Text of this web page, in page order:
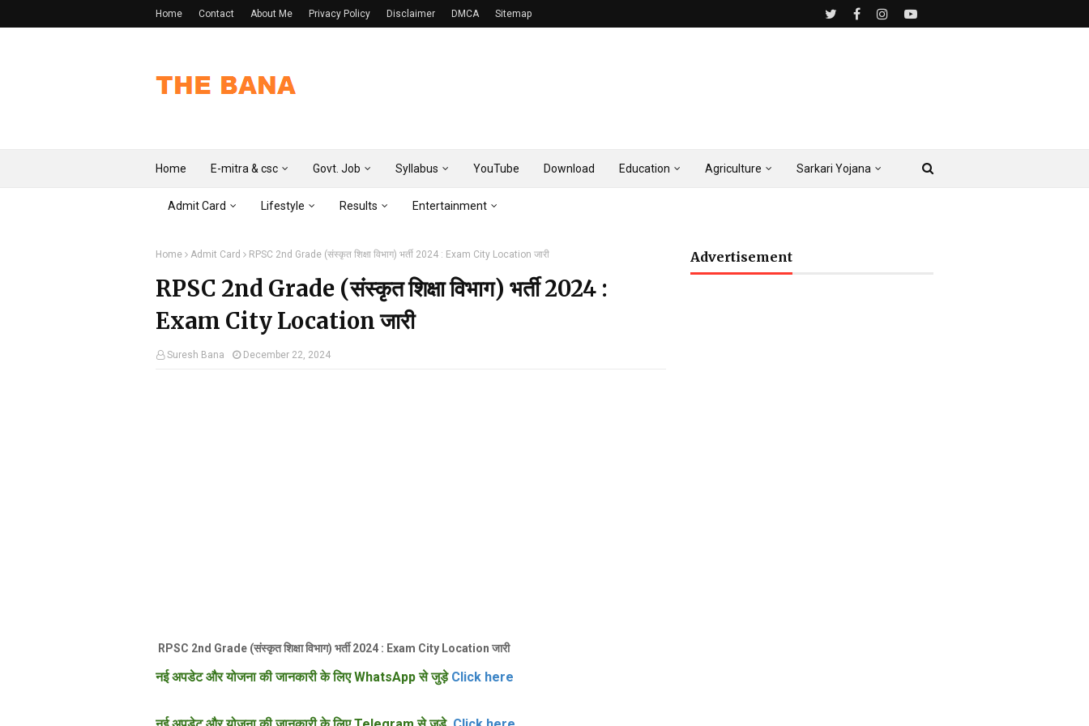
Home Contact About Me Privacy Policy Disclaimer DMCA Sitemap
Home E-mitra & csc Govt. Job Syllabus YouTube Download Education Agriculture Sarkari Yojana
Admit Card Lifestyle Results Entertainment
Home Admit Card RPSC 2nd Grade (संस्कृत शिक्षा विभाग) भर्ती 2024 : Exam City Location जारी
RPSC 2nd Grade (संस्कृत शिक्षा विभाग) भर्ती 2024 :
Exam City Location जारी
Suresh Bana December 22, 2024
RPSC 2nd Grade (संस्कृत शिक्षा विभाग) भर्ती 2024 : Exam City Location जारी
नई अपडेट और योजना की जानकारी के लिए WhatsApp से जुड़ेClick here
Advertisement